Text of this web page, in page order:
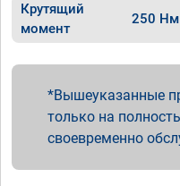
Крутящий
момент
250 Нм
Вышеуказанные
только на
своевременно